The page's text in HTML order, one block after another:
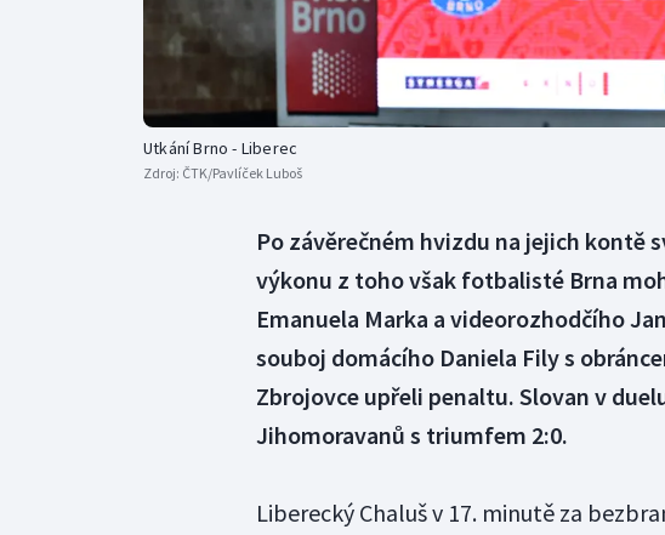
Utkání Brno - Liberec
Zdroj: ČTK/Pavlíček Luboš
Po závěrečném hvizdu na jejich kontě
výkonu z toho však fotbalisté Brna
Emanuela Marka a videorozhodčího
souboj domácího Daniela Fily s
Zbrojovce upřeli penaltu. Slovan v
Jihomoravanů s triumfem 2:0.
Liberecký Chaluš v 17. minutě za